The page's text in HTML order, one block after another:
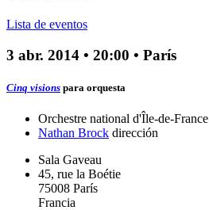
Lista de eventos
3 abr. 2014 • 20:00 • París
Cinq visions para orquesta
Orchestre national d'Île-de-France
Nathan Brock dirección
Sala Gaveau
45, rue la Boétie
75008 París
Francia